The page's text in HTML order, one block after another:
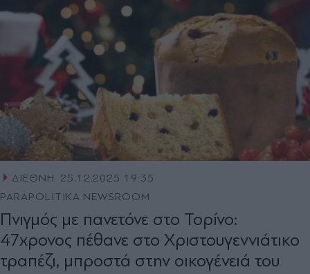
ΔΙΕΘΝΗ
25.12.2025 19:35
PARAPOLITIKA NEWSROOM
Πνιγμός με πανετόνε στο Τορίνο:
47χρονος πέθανε στο Χριστουγεννιάτικο
τραπέζι, μπροστά στην οικογένειά του